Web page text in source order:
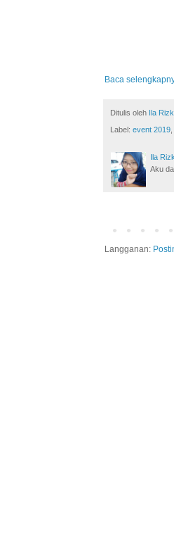
Baca
Ditulis oleh Ila
Label: event 2019
Ila
Aku
Langganan: